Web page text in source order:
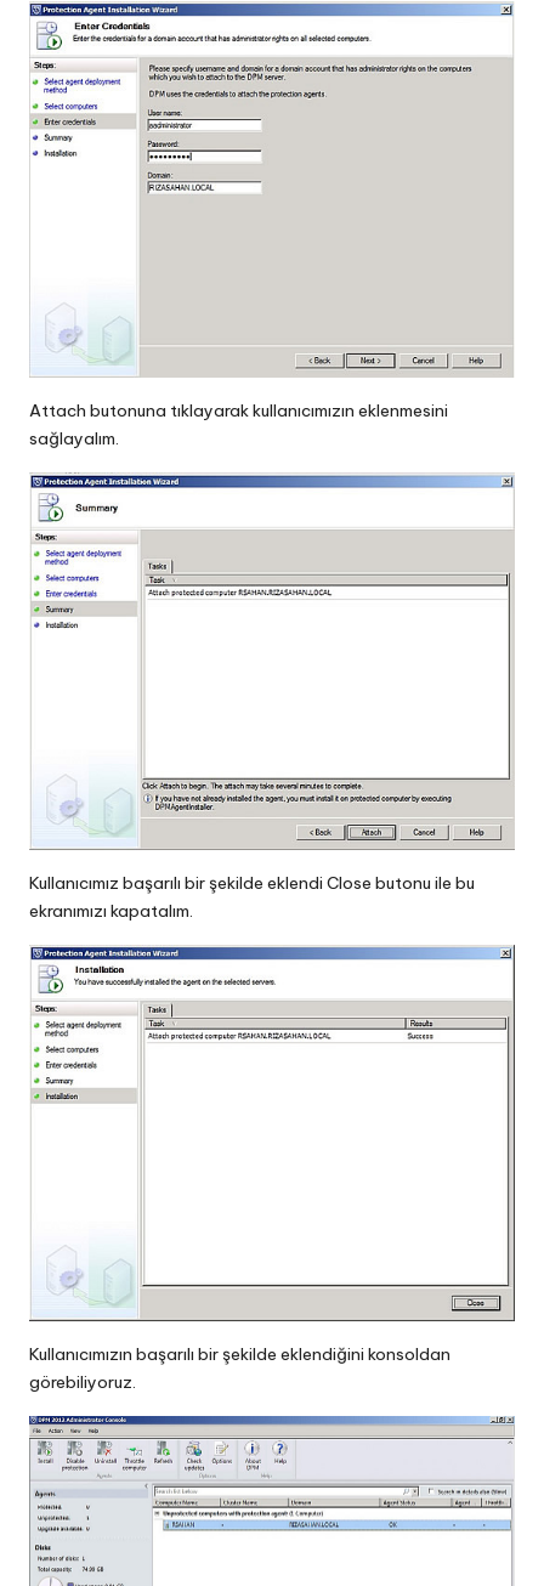
Attach butonuna tıklayarak kullanıcımızın eklenmesini
sağlayalım.
Kullanıcımız başarılı bir şekilde eklendi Close butonu ile bu
ekranımızı kapatalım.
Kullanıcımızın başarılı bir şekilde eklendiğini konsoldan
görebiliyoruz.